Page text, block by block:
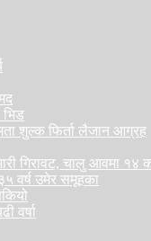
भिड
शुल्क फिर्ता लैजान आग्रह
गिरावट, चालु आवमा
वर्ष उमेर समूहका
वर्षा